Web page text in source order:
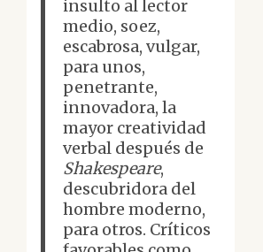
insulto al lector
medio, soez,
escabrosa, vulgar,
para unos,
penetrante,
innovadora, la
mayor creatividad
verbal después de
Shakespeare,
descubridora del
hombre moderno,
para otros. Críticos